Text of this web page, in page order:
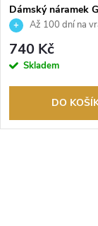
Dámský náramek
JUBB06082JWYGS
Až 100 dní na
Autorizovaný prodejce.
740 Kč
Skladem
DO